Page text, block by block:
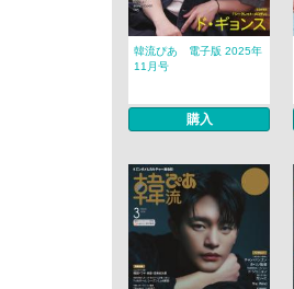
韓流ぴあ 電子版 2025年
11月号
購入